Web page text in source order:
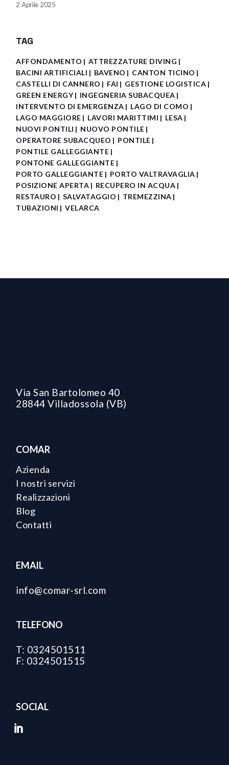
2 Aprile 2025
TAG
AFFONDAMENTO
ATTREZZATURE DIVING
BACINI ARTIFICIALI
BAVENO
CANTON TICINO
CASTELLI DI CANNERO
FAI
GESTIONE LOGISTICA
GREEN ENERGY
INGEGNERIA SUBACQUEA
INTERVENTO DI EMERGENZA
LAGO DI COMO
LAGO MAGGIORE
LAVORI MARITTIMI
LESA
NUOVI PONTILI
NUOVO PONTILE
OPERATORE SUBACQUEO
PONTILE
PONTILE GALLEGGIANTE
PONTONE GALLEGGIANTE
PORTO GALLEGGIANTE
PORTO VALTRAVAGLIA
POSIZIONE APERTA
RECUPERO IN ACQUA
RESTAURO
SALVATAGGIO
TREMEZZINA
TUBAZIONI
VELARCA
Via San Bartolomeo 40
28844 Villadossola (VB)
COMAR
Azienda
I nostri servizi
Realizzazioni
Blog
Contatti
EMAIL
info@comar-srl.com
TELEFONO
T: 0324501511
F: 0324501515
SOCIAL